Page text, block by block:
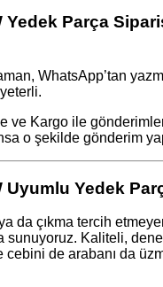
Yedek Parça
WhatsApp’tan
ve Kargo ile
o şekilde gönderim
Uyumlu Yedek
da çıkma tercih
sunuyoruz. Kaliteli,
cebini de arabanı da